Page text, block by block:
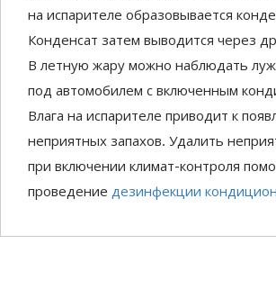
на испарителе образовывается
Конденсат затем выводится через
В летную жару можно наблюдать
под автомобилем с включенным
Влага на испарителе приводит к
неприятных запахов. Удалить
при включении климат-контроля
проведение дезинфекции